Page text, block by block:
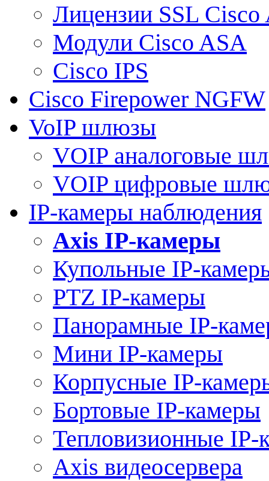
Лицензии SSL Cisco
Модули Cisco ASA
Cisco IPS
Cisco Firepower NGFW
VoIP шлюзы
VOIP аналоговые
VOIP цифровые
IP-камеры наблюдения
Axis IP-камеры
Купольные IP-
PTZ IP-камеры
Панорамные IP-
Мини IP-камеры
Корпусные IP-
Бортовые IP-камеры
Тепловизионные IP-
Axis видеосервера